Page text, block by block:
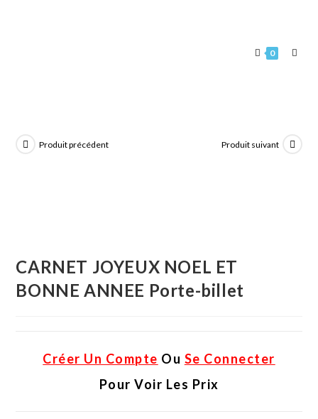
0
Produit précédent Produit suivant
CARNET JOYEUX NOEL ET
BONNE ANNEE Porte-billet
Créer Un Compte Ou Se Connecter
Pour Voir Les Prix